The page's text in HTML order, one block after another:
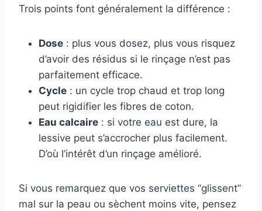
Trois points font généralement la différence :
Dose : plus vous dosez, plus vous risquez
d’avoir des résidus si le rinçage n’est pas
parfaitement efficace.
Cycle : un cycle trop chaud et trop long
peut rigidifier les fibres de coton.
Eau calcaire : si votre eau est dure, la
lessive peut s’accrocher plus facilement.
D’où l’intérêt d’un rinçage amélioré.
Si vous remarquez que vos serviettes “glissent”
mal sur la peau ou sèchent moins vite, pensez